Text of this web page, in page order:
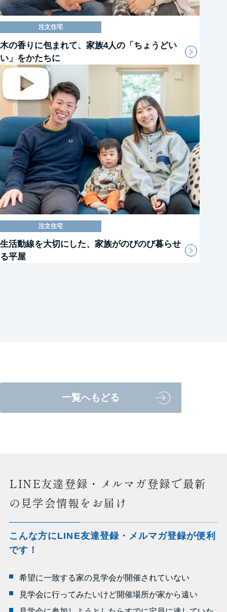
注文住宅
木の香りに包まれて、家族4人の「ちょうどい
い」をかたちに
注文住宅
生活動線を大切にした、家族がのびのび暮らせ
る平屋
一覧へもどる
LINE友達登録・メルマガ登録で最新
の見学会情報をお届け
こんな方にLINE友達登録・メルマガ登録が便利
です！
希望に一致する家の見学会が開催されていない
見学会に行ってみたいけど開催場所が家から遠い